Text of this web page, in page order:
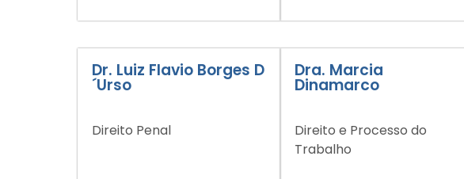
Dr. Luiz Flavio Borges D
´Urso
Direito Penal
Dra. Marcia
Dinamarco
Direito e Processo do
Trabalho